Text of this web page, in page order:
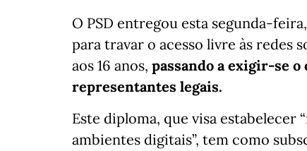
O PSD entregou esta segunda-
para travar o acesso livre às redes
aos 16 anos, passando a exigir-se o
representantes legais.
Este diploma, que visa estabelecer
ambientes digitais”, tem como